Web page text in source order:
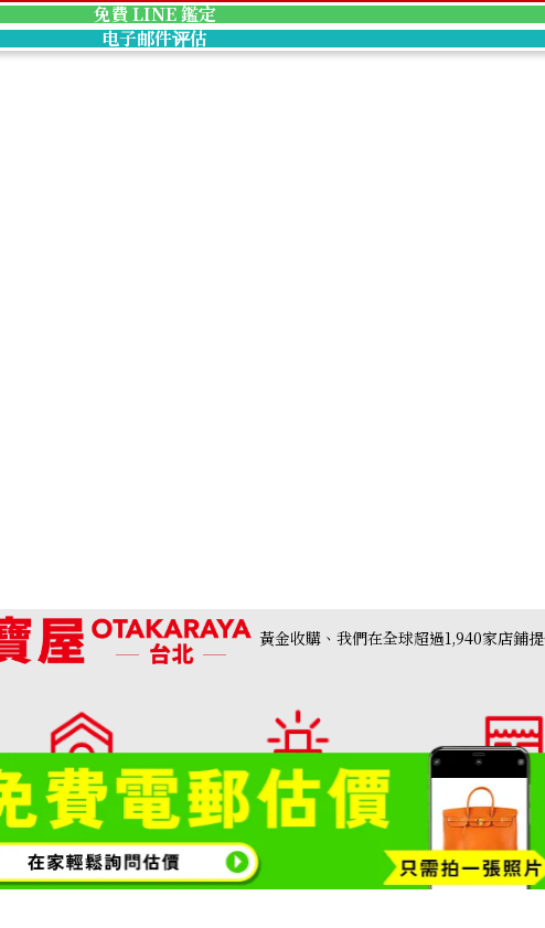
Caviar Skin Black
Chanel Boy Chanel Chain Wallet
收購參考價格
NTD 103,636
免費 LINE 鑑定
电子邮件评估
黃金收購、我們在全球超過1,940家店鋪
收購專門店・大寶屋
(OTAKARAYA)首頁
收購品類一覽請按此 門市列表
包包・精品收購 鑽石・珠寶